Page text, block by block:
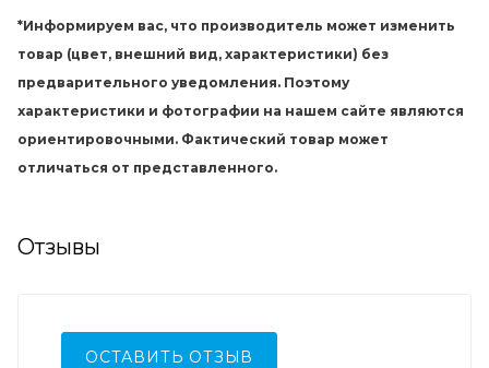
*Информируем вас, что производитель может изменить
товар (цвет, внешний вид, характеристики) без
предварительного уведомления. Поэтому
характеристики и фотографии на нашем сайте являются
ориентировочными. Фактический товар может
отличаться от представленного.
Отзывы
ОСТАВИТЬ ОТЗЫВ